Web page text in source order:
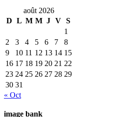
août 2026
D L M M J V S
1
2
3 4 5 6 7
8
9
10 11 12 13 14 15
16 17 18 19 20 21 22
23 24 25 26 27 28 29
30 31
« Oct
image bank